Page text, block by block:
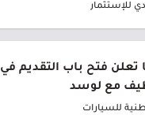
للإستثمار
تعلن فتح باب التقديم
مع لوسد
للسيارات